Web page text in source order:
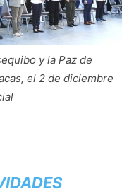
y la Paz de
el 2 de diciembre